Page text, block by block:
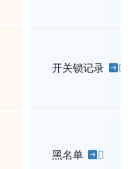
开关锁记录 
黑名单 